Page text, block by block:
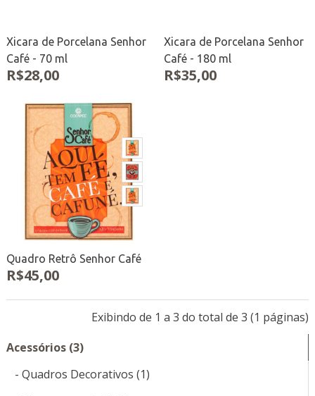
Acessórios (3)
- Quadros Decorativos (1)
Xicara de Porcelana Senhor
Café - 70 ml
R$28,00
Xicara de Porcelana Senhor
Café - 180 ml
R$35,00
Quadro Retrô Senhor Café
R$45,00
Exibindo de 1 a 3 do total de 3 (1 páginas)